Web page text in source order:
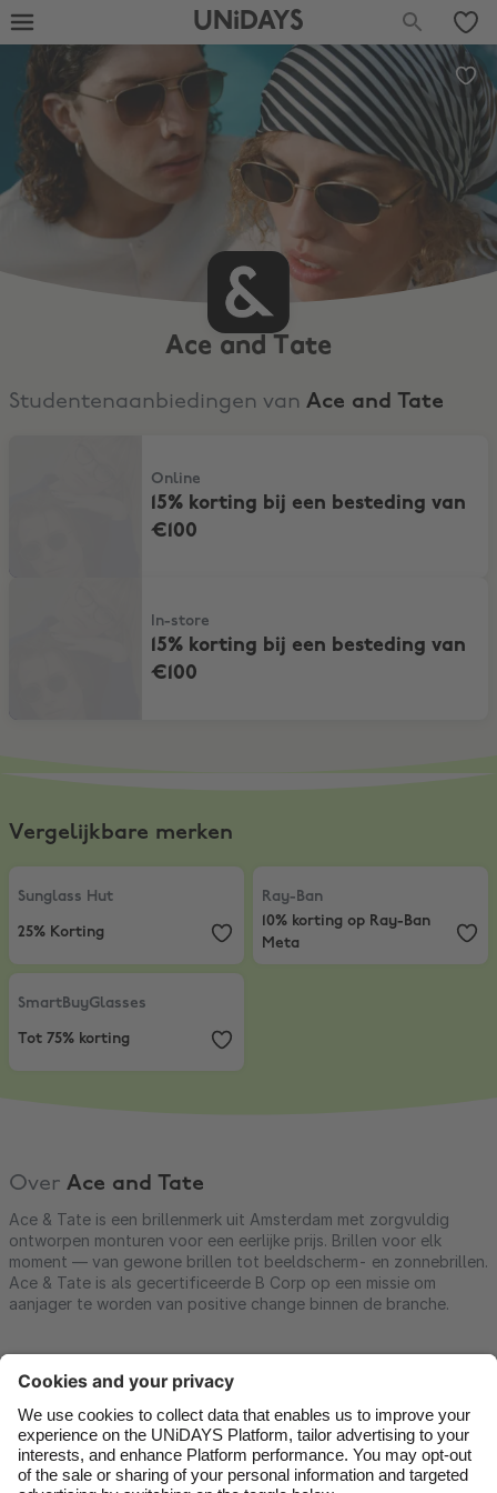
UNiDAYS
Ace and Tate
Studentenaanbiedingen van Ace and Tate
Online
15% korting bij een besteding van
€100
In-store
15% korting bij een besteding van
€100
Vergelijkbare merken
Sunglass Hut
Sunglass Hut
25% Korting
Ray-Ban
10% korting op Ray-Ban
Ray-Ban
10% korting op Ray-Ban
Meta
SmartBuyGlasses
Tot 75% korting
SmartBuyGlasses
Tot 75% korting
Over Ace and Tate
Ace & Tate is een brillenmerk uit Amsterdam met zorgvuldig
ontworpen monturen voor een eerlijke prijs. Brillen voor elk
moment — van gewone brillen tot beeldscherm- en zonnebrillen.
Ace & Tate is als gecertificeerde B Corp op een missie om
aanjager te worden van positive change binnen de branche.
Contact Corporate Pers Vacatures